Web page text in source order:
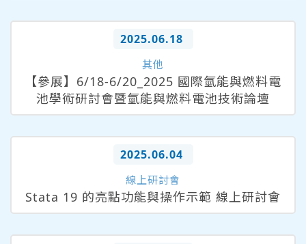
2025.06.18
其他
【參展】6/18-6/20_2025 國際氫能與燃料電
池學術研討會暨氫能與燃料電池技術論壇
2025.06.04
線上研討會
Stata 19 的亮點功能與操作示範 線上研討會